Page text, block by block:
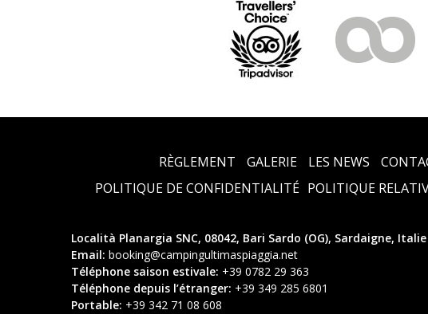
RÈGLEMENT GALERIE LES NEWS
POLITIQUE DE CONFIDENTIALITÉ POLITIQUE
Località Planargia SNC, 08042, Bari Sardo (OG), Sardaigne, Italie
Email: booking@campingultimaspiaggia.net
Téléphone saison estivale: +39 0782 29 363
Téléphone depuis l’étranger: +39 349 285 6801
Portable: +39 342 71 08 608